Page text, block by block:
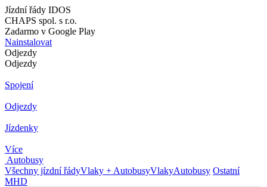
Jízdní řády IDOS
CHAPS spol. s r.o.
Zadarmo v Google Play
Nainstalovat
Odjezdy
Odjezdy
Spojení
Odjezdy
Jízdenky
Více
Autobusy
Všechny jízdní řádyVlaky + AutobusyVlakyAutobusy Ostatní
MHD